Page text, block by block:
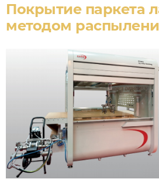
Покрытие паркета
методом